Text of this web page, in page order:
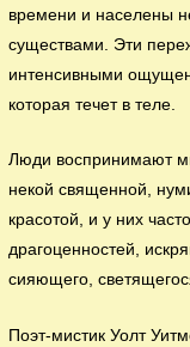
времени и населены
существами. Эти
интенсивными
которая течет в теле.
Люди воспринимают
некой священной,
красотой, и у них
драгоценностей,
сияющего,
Поэт-мистик Уолт